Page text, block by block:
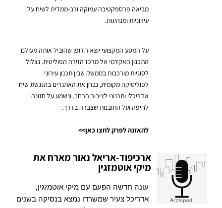
מביאה פרספקטיבה עמוקה ורב-ממדית לשיח על
עירוניות ומנהיגות.
על המסע המקצועי יוצא הדופן שהוביל אותה מעולם
התכנון האקדמי אל מרכז הזירה הפוליטית. נצלול
לסוגיות מורכבות בממשק שבין תכנון עירוני
לפוליטיקה מקומית, נבחן את האתגרים בהנגשת שיח
אדריכלי ותכנוני לציבור הרחב, ונשמע על חזונה
לחיפה ועל התובנות שצברה בדרך.
להאזנה לפרק לחצו כאן>>
ארכיפוד-אריאל נאור מארח את
מיקי אוטמזגין
עונה חדשה הפעם עם מיקי אוטמזגין,
אדריכל צעיר שמשרדו נמצא בנסיקה בשנים